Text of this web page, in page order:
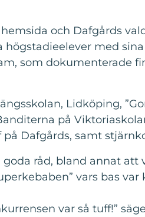
och Dafgårds
med
som dokumenterade
Lidköping,
på
Dafgårds, samt
råd, bland annat
vars bas
var så tuff!”